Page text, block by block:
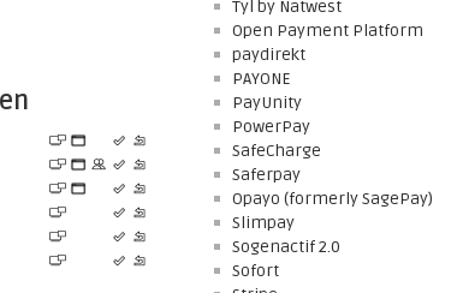
Tyl by Natwest
Open Payment Platform
paydirekt
PAYONE
PayUnity
PowerPay
SafeCharge
Saferpay
Opayo (formerly SagePay)
Slimpay
Sogenactif 2.0
Sofort